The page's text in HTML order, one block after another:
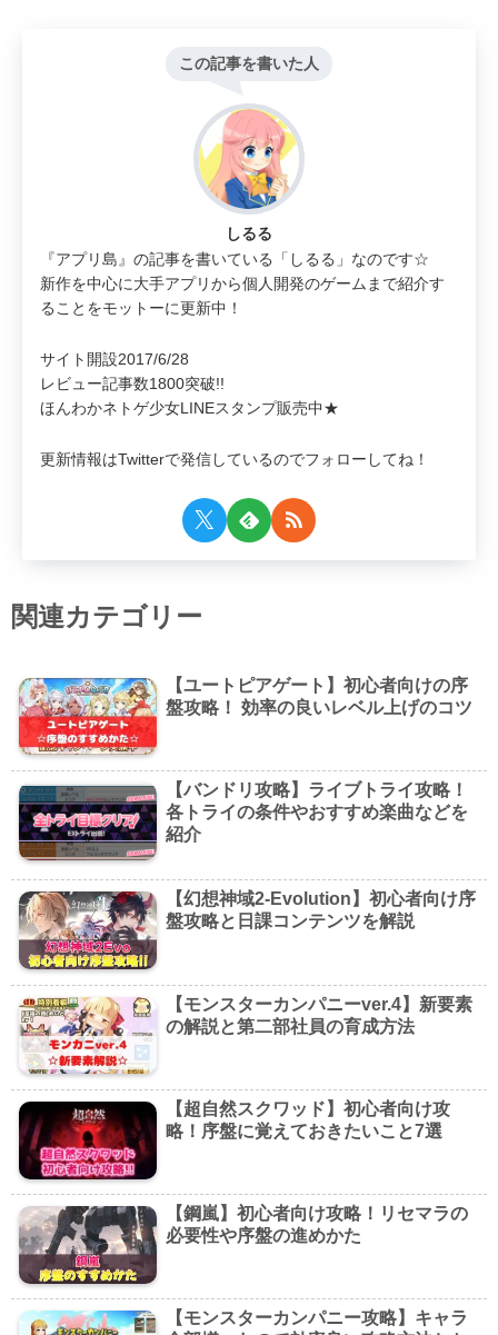
この記事を書いた人
しるる
『アプリ島』の記事を書いている「しるる」なのです☆
新作を中心に大手アプリから個人開発のゲームまで紹介す
ることをモットーに更新中！
サイト開設2017/6/28
レビュー記事数1800突破!!
ほんわかネトゲ少女LINEスタンプ販売中★
更新情報はTwitterで発信しているのでフォローしてね！
関連カテゴリー
【ユートピアゲート】初心者向けの序
盤攻略！ 効率の良いレベル上げのコツ
【バンドリ攻略】ライブトライ攻略！
各トライの条件やおすすめ楽曲などを
紹介
【幻想神域2-Evolution】初心者向け序
盤攻略と日課コンテンツを解説
【モンスターカンパニーver.4】新要素
の解説と第二部社員の育成方法
【超自然スクワッド】初心者向け攻
略！序盤に覚えておきたいこと7選
【鋼嵐】初心者向け攻略！リセマラの
必要性や序盤の進めかた
【モンスターカンパニー攻略】キャラ